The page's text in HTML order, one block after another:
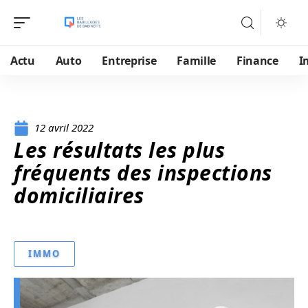
Actu Auto Entreprise Famille Finance
12 avril 2022
Les résultats les plus
fréquents des inspections
domiciliaires
IMMO